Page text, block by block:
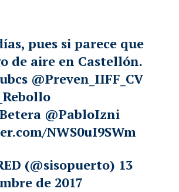
pues si parece que
de aire en Castellón.
@Preven_IIFF_CV
@PabloIzni
NWS0uI9SWm
(@sisopuerto) 13
de 2017